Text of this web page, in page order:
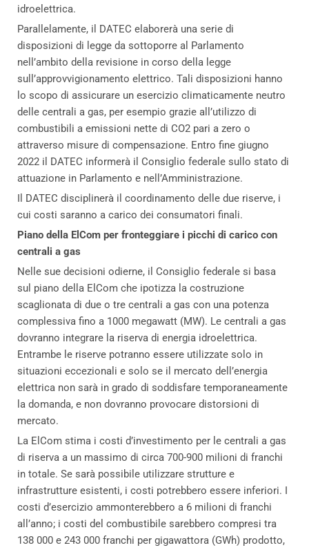
idroelettrica.
Parallelamente, il DATEC elaborerà una serie di
disposizioni di legge da sottoporre al Parlamento
nell’ambito della revisione in corso della legge
sull’approvvigionamento elettrico. Tali disposizioni hanno
lo scopo di assicurare un esercizio climaticamente neutro
delle centrali a gas, per esempio grazie all’utilizzo di
combustibili a emissioni nette di CO2 pari a zero o
attraverso misure di compensazione. Entro fine giugno
2022 il DATEC informerà il Consiglio federale sullo stato di
attuazione in Parlamento e nell’Amministrazione.
Il DATEC disciplinerà il coordinamento delle due riserve, i
cui costi saranno a carico dei consumatori finali.
Piano della ElCom per fronteggiare i picchi di carico con
centrali a gas
Nelle sue decisioni odierne, il Consiglio federale si basa
sul piano della ElCom che ipotizza la costruzione
scaglionata di due o tre centrali a gas con una potenza
complessiva fino a 1000 megawatt (MW). Le centrali a gas
dovranno integrare la riserva di energia idroelettrica.
Entrambe le riserve potranno essere utilizzate solo in
situazioni eccezionali e solo se il mercato dell’energia
elettrica non sarà in grado di soddisfare temporaneamente
la domanda, e non dovranno provocare distorsioni di
mercato.
La ElCom stima i costi d’investimento per le centrali a gas
di riserva a un massimo di circa 700-900 milioni di franchi
in totale. Se sarà possibile utilizzare strutture e
infrastrutture esistenti, i costi potrebbero essere inferiori. I
costi d’esercizio ammonterebbero a 6 milioni di franchi
all’anno; i costi del combustibile sarebbero compresi tra
138 000 e 243 000 franchi per gigawattora (GWh) prodotto,